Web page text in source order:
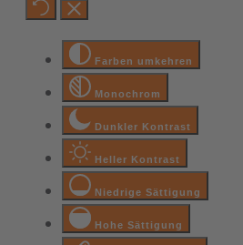
Farben umkehren
Monochrom
Dunkler Kontrast
Heller Kontrast
Niedrige Sättigung
Hohe Sättigung